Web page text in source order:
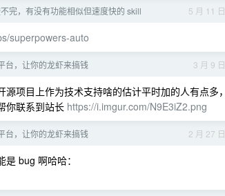
5 月 11 日
完，有没有功能相似但速度快的 skill
superpowers-auto
3 月 9 日
台，让你的龙虾来搞钱
项目上作为技术支持啥的估计平时加的人有点多，
你联系到站长 https://i.imgur.com/N9E3iZ2.png
2 月 27 日
台，让你的龙虾来搞钱
bug 啊哈哈：